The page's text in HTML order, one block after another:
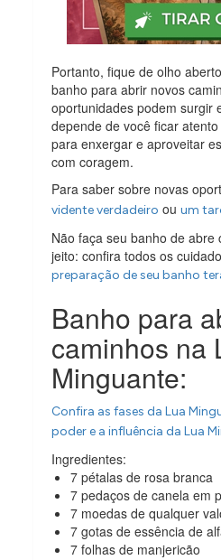
Portanto, fique de olho
banho para abrir novos
oportunidades podem surgir
depende de você ficar
para enxergar e aproveitar
com coragem.
Para saber sobre novas
vidente verdadeiro ouum
Não faça seu banho de
jeito: confira todos os
preparação de seu banho
Banho para
caminhos na
Minguante:
Confira as fases da Lua
poder e a influência da Lua
Ingredientes:
7 pétalas de rosa branca
7 pedaços de canela em
7 moedas de qualquer
7 gotas de essência de
7 folhas de manjericão